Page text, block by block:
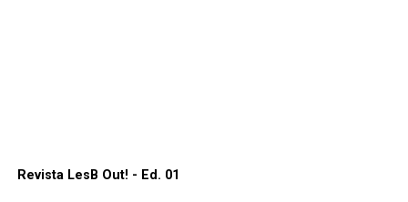
Revista LesB Out! - Ed. 01